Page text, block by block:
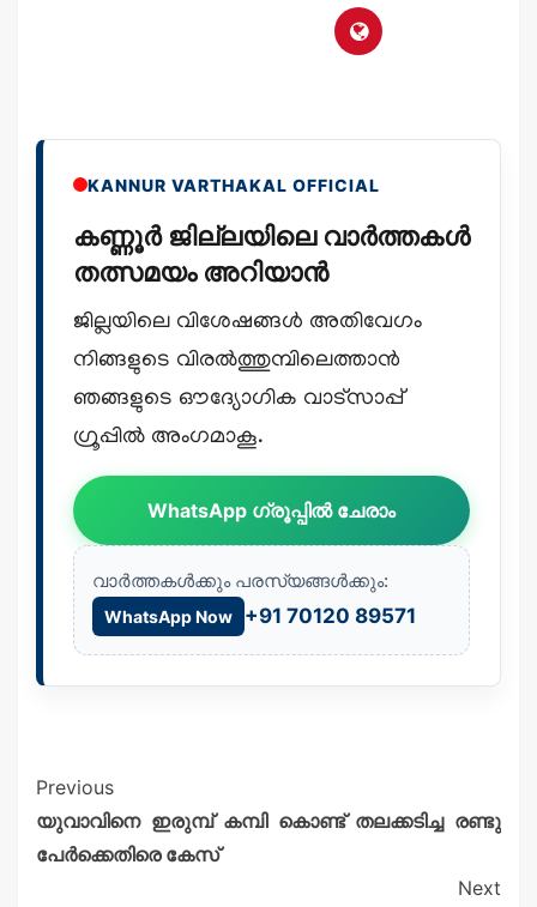
KANNUR VARTHAKAL OFFICIAL
കണ്ണൂർ ജില്ലയിലെ വാർത്തകൾ
തത്സമയം അറിയാൻ
ജില്ലയിലെ വിശേഷങ്ങൾ അതിവേഗം
നിങ്ങളുടെ വിരൽത്തുമ്പിലെത്താൻ
ഞങ്ങളുടെ ഔദ്യോഗിക വാട്സാപ്പ്
ഗ്രൂപ്പിൽ അംഗമാകൂ.
WhatsApp ഗ്രൂപ്പിൽ ചേരാം
വാർത്തകൾക്കും പരസ്യങ്ങൾക്കും:
WhatsApp Now +91 70120 89571
Previous
യുവാവിനെ ഇരുമ്പ് കമ്പി കൊണ്ട് തലക്കടിച്ച രണ്ടു
പേർക്കെതിരെ കേസ്
Next